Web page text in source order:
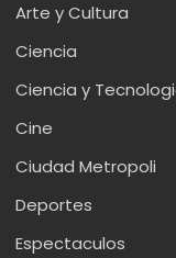
Arte y Cultura
Ciencia
Ciencia y
Cine
Ciudad Metropoli
Deportes
Espectaculos